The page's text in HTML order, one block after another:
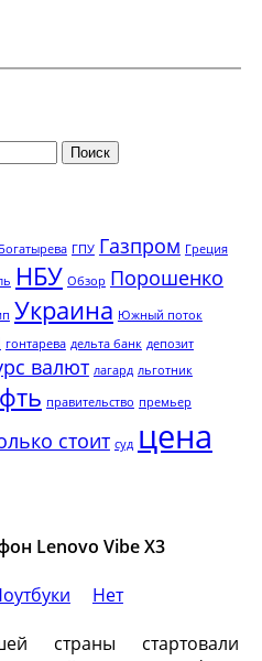
Богатырева ГПУ Газпром Греция
НБУ Обзор Порошенко
Украина Южный поток
гонтарева дельта банк депозит
валют лагард льготник
правительство премьер
стоит суд цена
Lenovo Vibe X3
Нет
страны стартовали